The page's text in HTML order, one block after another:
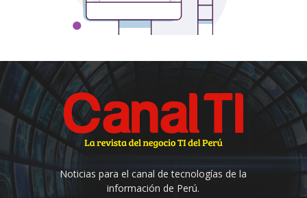
Noticias para el canal de tecnologías de la
información de Perú.